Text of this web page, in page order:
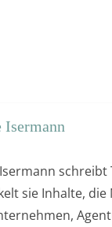
sie Inhalte,